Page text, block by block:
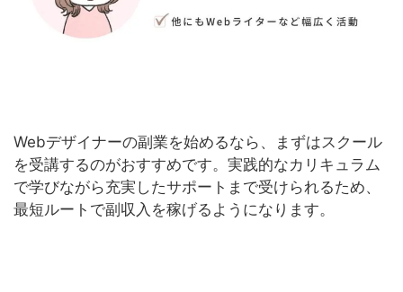
Webデザイナーの副業を始めるなら、まずはスクール
を受講するのがおすすめです。実践的なカリキュラム
で学びながら充実したサポートまで受けられるため、
最短ルートで副収入を稼げるようになります。